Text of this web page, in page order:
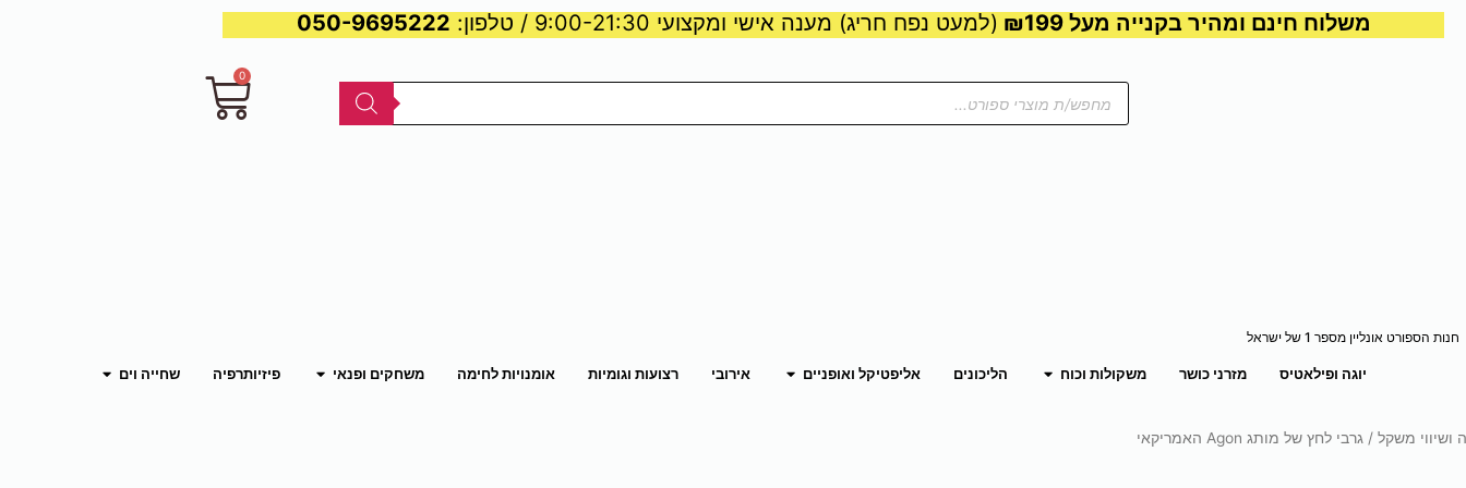
משלוח חינם ומהיר בקנייה מעל ₪199 (למעט נפח חריג) מענה אישי ומקצועי 9:00-21:30 / טלפון: 050-9695222
חנות הספורט אונליין מספר 1 של ישראל
Products
search
0
עגלת
יוגה ופילאטיס מזרני כושר משקולות וכוח פתח משקולות וכוח
הליכונים אליפטיקל ואופניים פתח אליפטיקל ואופניים
אירובי רצועות וגומיות אומנויות לחימה משחקים ופנאי פתח משחקים ופנאי
פיזיותרפיה שחייה וים פתח שחייה וים
ושיווי משקל / גרבי לחץ של מותג Agon האמריקאי